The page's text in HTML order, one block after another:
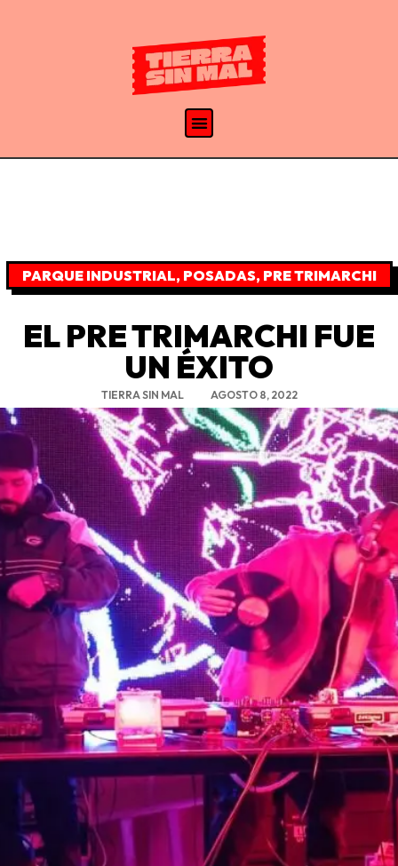
PARQUE INDUSTRIAL, POSADAS, PRE TRIMARCHI
EL PRE TRIMARCHI FUE
UN ÉXITO
TIERRA SIN MAL AGOSTO 8, 2022